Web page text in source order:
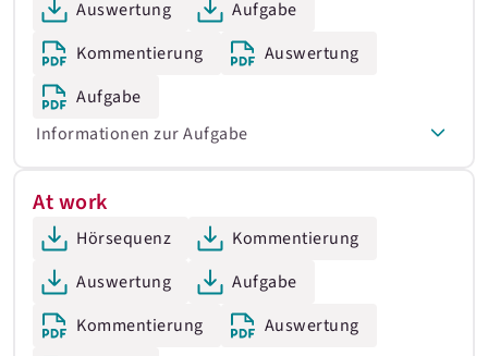
Auswertung
Aufgabe
Kommentierung
Auswertung
Aufgabe
Informationen zur Aufgabe
At work
Hörsequenz
Kommentierung
Auswertung
Aufgabe
Kommentierung
Auswertung